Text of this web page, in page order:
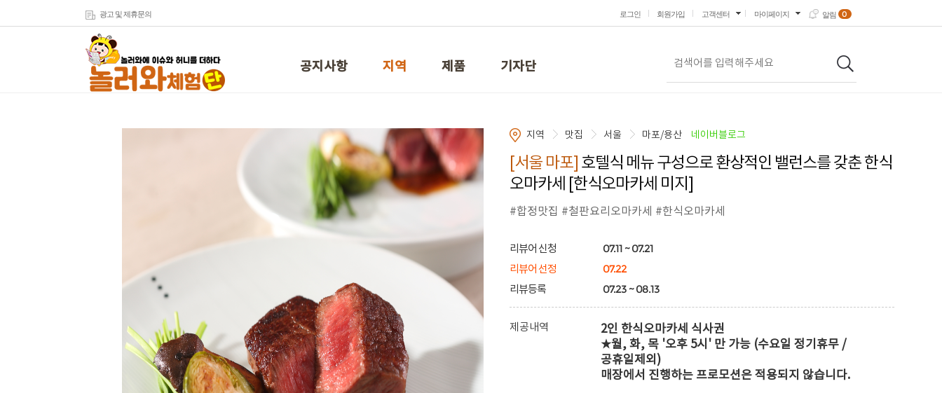
광고 및 제휴문의 로그인 회원가입 고객센터 마이페이지 알림 0
공지사항 지역 제품 기자단
지역 맛집 서울 마포/용산 네이버블로그
[서울 마포] 호텔식 메뉴 구성으로 환상적인 밸런스를 갖춘 한식
오마카세 [한식오마카세 미지]
#합정맛집 #철판요리오마카세 #한식오마카세
리뷰어 신청 07.11 ~ 07.21
리뷰어 선정 07.22
리뷰등록 07.23 ~ 08.13
제공내역
2인 한식오마카세 식사권
★월, 화, 목 '오후 5시' 만 가능 (수요일 정기휴무 /
공휴일제외)
매장에서 진행하는 프로모션은 적용되지 않습니다.